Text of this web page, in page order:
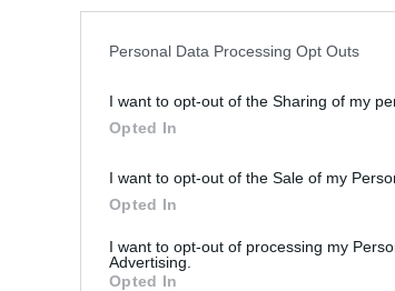
Personal Data Processing Opt Outs
I want to opt-out of the Sharing of my
Opted In
I want to opt-out of the Sale of my
Opted In
I want to opt-out of processing my
Advertising.
Opted In
tartanak, amelyek sikeres
szakokon lehet szükség.